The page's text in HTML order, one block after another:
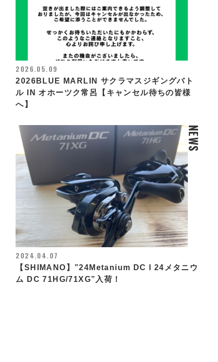
2026.05.09
2026BLUE MARLIN サクラマスジギングバト
ル IN オホーツク常呂【キャンセル待ちの皆様
へ】
NEWS
2024.04.07
【SHIMANO】”24Metanium DC l 24メタニウ
ム DC 71HG/71XG”入荷！